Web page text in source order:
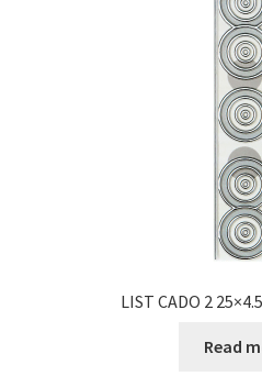
LIST CADO 2
Read